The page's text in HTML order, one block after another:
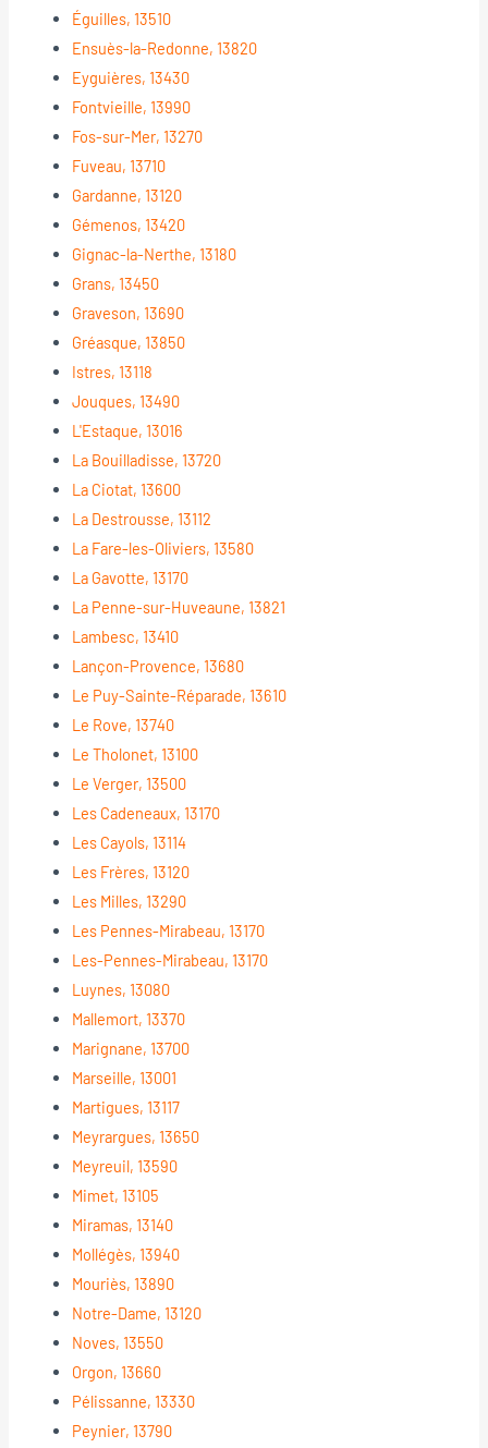
Éguilles, 13510
Ensuès-la-Redonne, 13820
Eyguières, 13430
Fontvieille, 13990
Fos-sur-Mer, 13270
Fuveau, 13710
Gardanne, 13120
Gémenos, 13420
Gignac-la-Nerthe, 13180
Grans, 13450
Graveson, 13690
Gréasque, 13850
Istres, 13118
Jouques, 13490
L'Estaque, 13016
La Bouilladisse, 13720
La Ciotat, 13600
La Destrousse, 13112
La Fare-les-Oliviers, 13580
La Gavotte, 13170
La Penne-sur-Huveaune, 13821
Lambesc, 13410
Lançon-Provence, 13680
Le Puy-Sainte-Réparade, 13610
Le Rove, 13740
Le Tholonet, 13100
Le Verger, 13500
Les Cadeneaux, 13170
Les Cayols, 13114
Les Frères, 13120
Les Milles, 13290
Les Pennes-Mirabeau, 13170
Les-Pennes-Mirabeau, 13170
Luynes, 13080
Mallemort, 13370
Marignane, 13700
Marseille, 13001
Martigues, 13117
Meyrargues, 13650
Meyreuil, 13590
Mimet, 13105
Miramas, 13140
Mollégès, 13940
Mouriès, 13890
Notre-Dame, 13120
Noves, 13550
Orgon, 13660
Pélissanne, 13330
Peynier, 13790